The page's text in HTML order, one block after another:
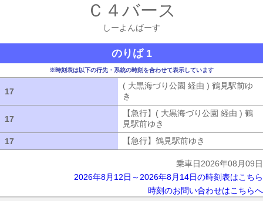
Ｃ４バース
しーよんばーす
のりば 1
※時刻表は以下の行先・系統の時刻を合わせて表示しています
17
( 大黒海づり公園 経由 ) 鶴見駅前ゆ
き
17
【急行】( 大黒海づり公園 経由 ) 鶴
見駅前ゆき
17
【急行】鶴見駅前ゆき
乗車日2026年08月09日
2026年8月12日～2026年8月14日の時刻表はこちら
時刻のお問い合わせはこちらへ